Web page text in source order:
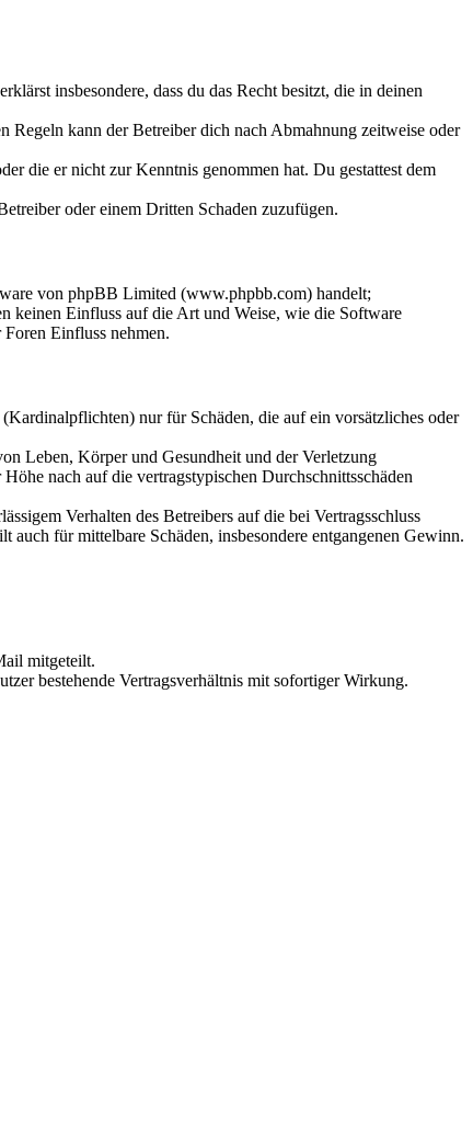
insbesondere, dass du das Recht besitzt, die in deinen
Regeln kann der Betreiber dich nach Abmahnung zeitweise oder
die er nicht zur Kenntnis genommen hat. Du gestattest dem
oder einem Dritten Schaden zuzufügen.
von phpBB Limited (www.phpbb.com) handelt;
keinen Einfluss auf die Art und Weise, wie die Software
Einfluss nehmen.
nur für Schäden, die auf ein vorsätzliches oder
Leben, Körper und Gesundheit und der Verletzung
nach auf die vertragstypischen Durchschnittsschäden
Verhalten des Betreibers auf die bei Vertragsschluss
für mittelbare Schäden, insbesondere entgangenen Gewinn.
mitgeteilt.
bestehende Vertragsverhältnis mit sofortiger Wirkung.